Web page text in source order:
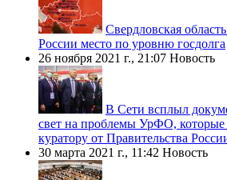
Свердловская
России место по уровню госдолга
26 ноября 2021 г., 21:07 Новость
В Сети всплыл
свет на проблемы УрФО, которые
куратору от Правительства
30 марта 2021 г., 11:42 Новость